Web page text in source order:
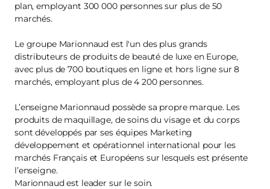
plan, employant 300 000 personnes sur plus de 50
marchés.
Le groupe Marionnaud est l'un des plus grands
distributeurs de produits de beauté de luxe en Europe,
avec plus de 700 boutiques en ligne et hors ligne sur 8
marchés, employant plus de 4 200 personnes.
L’enseigne Marionnaud possède sa propre marque. Les
produits de maquillage, de soins du visage et du corps
sont développés par ses équipes Marketing
développement et opérationnel international pour les
marchés Français et Européens sur lesquels est présente
l’enseigne.
Marionnaud est leader sur le soin.